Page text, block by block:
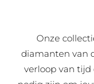
Onze
diamanten van
verloop van tijd